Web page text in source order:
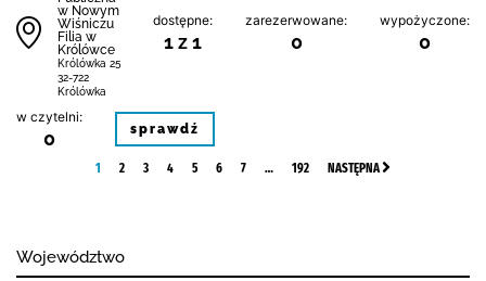
w Nowym
Wiśniczu
Filia w
Królówce
Królówka 25
32-722
Królówka
dostępne:
1 z 1
zarezerwowane:
0
wypożyczone:
0
w czytelni:
0 sprawdź
1 2 3 4 5 6 7 … 192 NASTĘPNA
Województwo